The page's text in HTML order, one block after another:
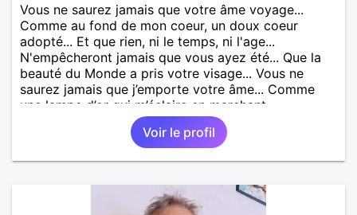
Vous ne saurez jamais que votre âme voyage...
Comme au fond de mon coeur, un doux coeur
adopté... Et que rien, ni le temps, ni l'age...
N'empêcheront jamais que vous ayez été... Que la
beauté du Monde a pris votre visage... Vous ne
saurez jamais que j’emporte votre âme... Comme
une lampe d’or qui m’éclaire en marchant...
Voir le profil